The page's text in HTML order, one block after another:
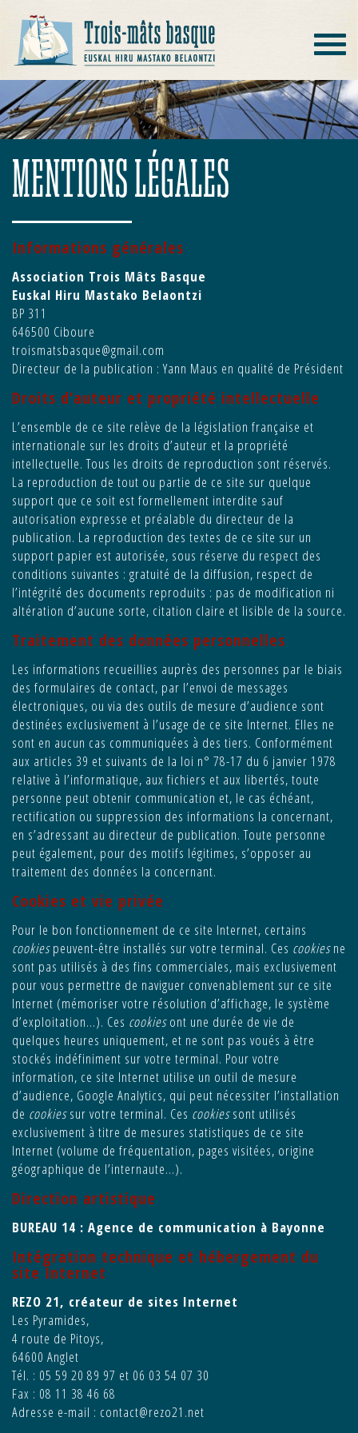
Toggle
MENTIONS LÉGALES
Informations générales
Association Trois Mâts Basque
Euskal Hiru Mastako Belaontzi
BP 311
646500 Ciboure
troismatsbasque@gmail.com
Directeur de la publication : Yann Maus en qualité de Président
Droits d’auteur et propriété intellectuelle
L’ensemble de ce site relève de la législation française et
internationale sur les droits d’auteur et la propriété
intellectuelle. Tous les droits de reproduction sont réservés.
La reproduction de tout ou partie de ce site sur quelque
support que ce soit est formellement interdite sauf
autorisation expresse et préalable du directeur de la
publication. La reproduction des textes de ce site sur un
support papier est autorisée, sous réserve du respect des
conditions suivantes : gratuité de la diffusion, respect de
l’intégrité des documents reproduits : pas de modification ni
altération d’aucune sorte, citation claire et lisible de la source.
Traitement des données personnelles
Les informations recueillies auprès des personnes par le biais
des formulaires de contact, par l’envoi de messages
électroniques, ou via des outils de mesure d’audience sont
destinées exclusivement à l’usage de ce site Internet. Elles ne
sont en aucun cas communiquées à des tiers. Conformément
aux articles 39 et suivants de la loi n° 78-17 du 6 janvier 1978
relative à l’informatique, aux fichiers et aux libertés, toute
personne peut obtenir communication et, le cas échéant,
rectification ou suppression des informations la concernant,
en s’adressant au directeur de publication. Toute personne
peut également, pour des motifs légitimes, s’opposer au
traitement des données la concernant.
Cookies et vie privée
Pour le bon fonctionnement de ce site Internet, certains
cookiespeuvent-être installés sur votre terminal. Ces cookiesne
sont pas utilisés à des fins commerciales, mais exclusivement
pour vous permettre de naviguer convenablement sur ce site
Internet (mémoriser votre résolution d’affichage, le système
d’exploitation…). Ces cookiesont une durée de vie de
quelques heures uniquement, et ne sont pas voués à être
stockés indéfiniment sur votre terminal. Pour votre
information, ce site Internet utilise un outil de mesure
d’audience, Google Analytics, qui peut nécessiter l’installation
de cookiessur votre terminal. Ces cookiessont utilisés
exclusivement à titre de mesures statistiques de ce site
Internet (volume de fréquentation, pages visitées, origine
géographique de l’internaute…).
Direction artistique
BUREAU 14 : Agence de communication à Bayonne
Intégration technique et hébergement du
site Internet
REZO 21, créateur de sites Internet
Les Pyramides,
4 route de Pitoys,
64600 Anglet
Tél. : 05 59 20 89 97 et 06 03 54 07 30
Fax : 08 11 38 46 68
Adresse e-mail : contact@rezo21.net